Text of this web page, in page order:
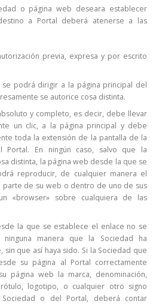
o página web deseara establecer
a Portal deberá atenerse a las
previa, expresa y por escrito
se podrá dirigir a la página principal del
se autorice cosa distinta.
y completo, es decir, debe llevar
un clic, a la página principal y debe
toda la extensión de la pantalla de la
Portal. En ningún caso, salvo que la
distinta, la página web desde la que se
reproducir, de cualquier manera el
parte de su web o dentro de uno de sus
«browser» sobre cualquiera de las
la que se establece el enlace no se
manera que la Sociedad ha
sin que así haya sido. Si la Sociedad que
su página al Portal correctamente
página web la marca, denominación,
logotipo, o cualquier otro signo
o del Portal, deberá contar